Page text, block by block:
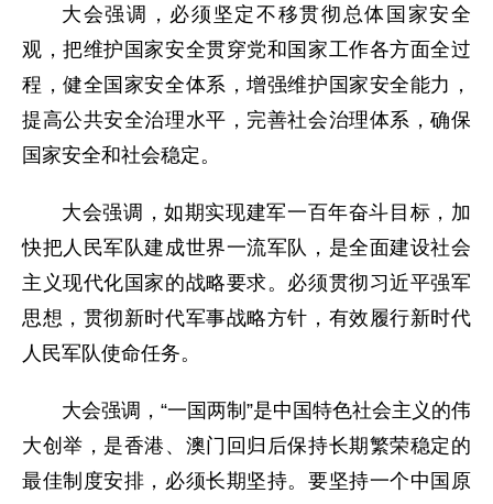
大会强调，必须坚定不移贯彻总体国家安全
观，把维护国家安全贯穿党和国家工作各方面全过
程，健全国家安全体系，增强维护国家安全能力，
提高公共安全治理水平，完善社会治理体系，确保
国家安全和社会稳定。
大会强调，如期实现建军一百年奋斗目标，加
快把人民军队建成世界一流军队，是全面建设社会
主义现代化国家的战略要求。必须贯彻习近平强军
思想，贯彻新时代军事战略方针，有效履行新时代
人民军队使命任务。
大会强调，“一国两制”是中国特色社会主义的伟
大创举，是香港、澳门回归后保持长期繁荣稳定的
最佳制度安排，必须长期坚持。要坚持一个中国原